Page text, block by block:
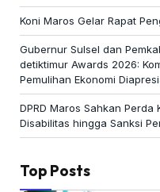
Koni Maros Gelar Rapat
Gubernur Sulsel dan
detiktimur Awards 2026:
Pemulihan Ekonomi
DPRD Maros Sahkan
Disabilitas hingga Sanksi
Top Posts